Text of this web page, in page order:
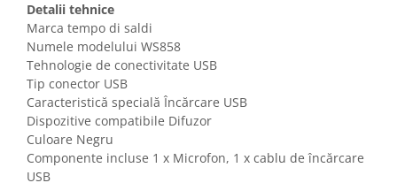
Genti si accesorii femei
Imbracaminte barbati
Imbracaminte femei
Imbracaminte si Incaltaminte copii
Incaltaminte barbati
Incaltaminte femei
Ochelari de soare
Ochelari de vedere
Detalii tehnice
Marca tempo di saldi
Numele modelului WS858
Tehnologie de conectivitate USB
Tip conector USB
Caracteristică specială Încărcare USB
Dispozitive compatibile Difuzor
Culoare Negru
Componente incluse 1 x Microfon, 1 x cablu de încărcare
USB